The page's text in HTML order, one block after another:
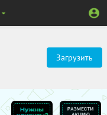
Загрузить